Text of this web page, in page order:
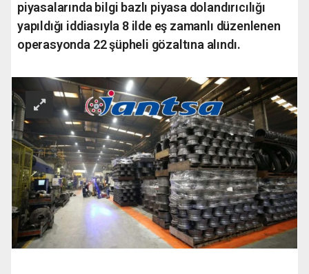
piyasalarında bilgi bazlı piyasa dolandırıcılığı
yapıldığı iddiasıyla 8 ilde eş zamanlı düzenlenen
operasyonda 22 şüpheli gözaltına alındı.